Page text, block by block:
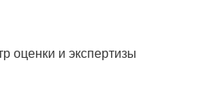
и экспертизы